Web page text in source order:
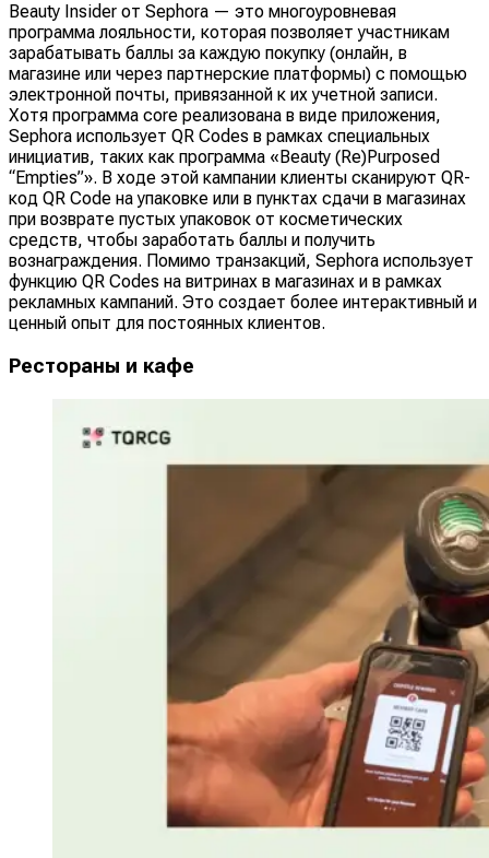
Beauty Insider от Sephora — это многоуровневая
программа лояльности, которая позволяет участникам
зарабатывать баллы за каждую покупку (онлайн, в
магазине или через партнерские платформы) с помощью
электронной почты, привязанной к их учетной записи.
Хотя программа core реализована в виде приложения,
Sephora использует QR Codes в рамках специальных
инициатив, таких как программа «Beauty (Re)Purposed
“Empties”». В ходе этой кампании клиенты сканируют QR-
код QR Code на упаковке или в пунктах сдачи в магазинах
при возврате пустых упаковок от косметических
средств, чтобы заработать баллы и получить
вознаграждения. Помимо транзакций, Sephora использует
функцию QR Codes на витринах в магазинах и в рамках
рекламных кампаний. Это создает более интерактивный и
ценный опыт для постоянных клиентов.
Рестораны и кафе